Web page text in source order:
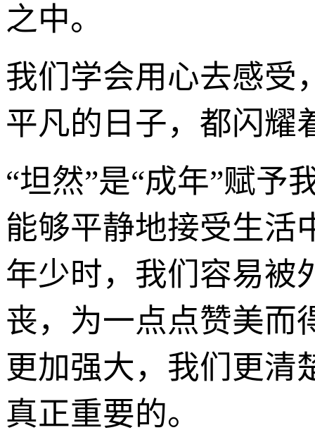
之中。
我们学会用心去感受
平凡的日子，都闪耀
“坦然”是“成年”赋予
能够平静地接受生活
年少时，我们容易被
丧，为一点点赞美而
更加强大，我们更清
真正重要的。